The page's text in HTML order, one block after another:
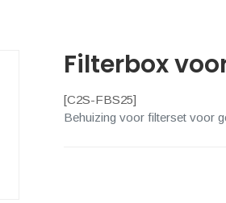
Filterbox
[C2S-FBS25]
Behuizing voor filterset voor